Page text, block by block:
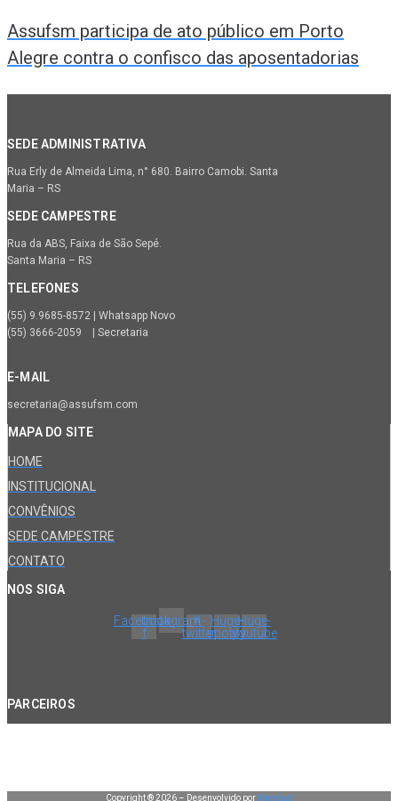
Assufsm participa de ato público em Porto
Alegre contra o confisco das aposentadorias
SEDE ADMINISTRATIVA
Rua Erly de Almeida Lima, n° 680. Bairro Camobi. Santa
Maria – RS
SEDE CAMPESTRE
Rua da ABS, Faixa de São Sepé.
Santa Maria – RS
TELEFONES
(55) 9.9685-8572 | Whatsapp Novo
(55) 3666-2059 | Secretaria
E-MAIL
secretaria@assufsm.com
MAPA DO SITE
HOME
INSTITUCIONAL
CONVÊNIOS
SEDE CAMPESTRE
CONTATO
NOS SIGA
Facebook-
f
InstagramX-
twitter
Huge-
spotify
Huge-
youtube
PARCEIROS
Copyright ® 2026 – Desenvolvido por Manduá